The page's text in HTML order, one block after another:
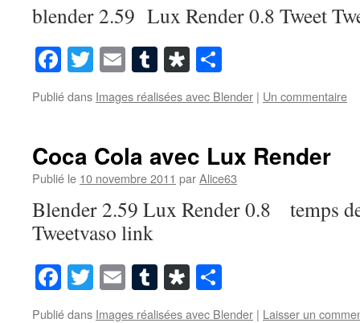
blender 2.59 Lux Render 0.8 Tweet
Facebook
Twitter
EmailTumblrDiaspora
Publié dans Images réalisées avec Blender | Un commentaire
Coca Cola avec Lux Render
Publié le 10 novembre 2011 parAlice63
Blender 2.59 Lux Render 0.8 temps
Tweetvaso link
Facebook
Twitter
EmailTumblrDiaspora
Publié dans Images réalisées avec Blender | Laisser un